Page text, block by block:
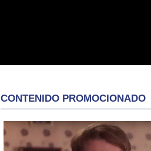
CONTENIDO PROMOCIONADO